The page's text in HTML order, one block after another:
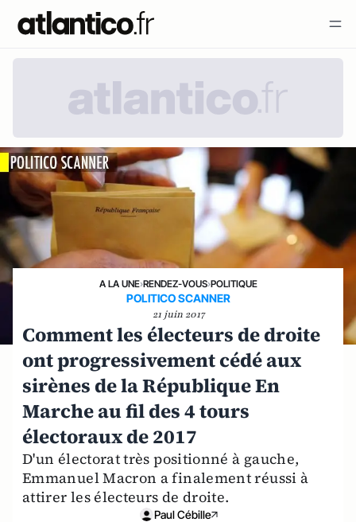
A LA UNE›RENDEZ-VOUS›POLITIQUE
POLITICO SCANNER
21 juin 2017
Comment les électeurs de droite
ont progressivement cédé aux
sirènes de la République En
Marche au fil des 4 tours
électoraux de 2017
D'un électorat très positionné à gauche,
Emmanuel Macron a finalement réussi à
attirer les électeurs de droite.
Paul Cébille